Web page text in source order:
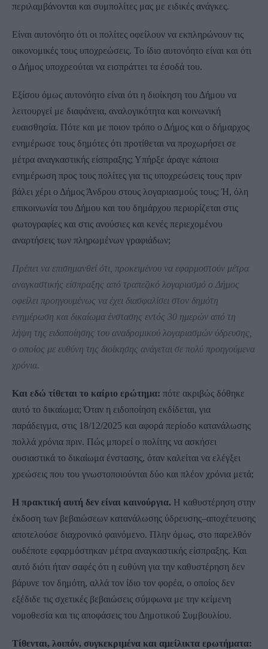
περιλαμβάνονται και συμπολίτες μας με ειδικές ανάγκες.
Είναι αυτονόητο ότι οι πολίτες οφείλουν να εκπληρώνουν τις
οικονομικές τους υποχρεώσεις. Το ίδιο αυτονόητο είναι και ότι
ο Δήμος υποχρεούται να εισπράττει τα έσοδά του.
Εξίσου όμως αυτονόητο είναι ότι η διοίκηση του Δήμου να
λειτουργεί με διαφάνεια, αναλογικότητα και κοινωνική
ευαισθησία. Πότε και με ποιον τρόπο ο Δήμος και ο δήμαρχος
ενημέρωσε τους δημότες ότι προτίθεται να προχωρήσει σε
μέτρα αναγκαστικής είσπραξης; Υπήρξε άραγε κάποια
ενημέρωση προς τους πολίτες για τις υποχρεώσεις τους πριν
βάλει χέρι ο Δήμος Άνδρου στους λογαριασμούς τους; Ή, όλη
επικοινωνία του Δήμου και του δημάρχου περιορίζεται στις
φωτογραφίες και στις ανούσιες και κενές περιεχομένου
αναρτήσεις των πληρωμένων γραφιάδων;
Πρέπει να επισημανθεί ότι, προκειμένου να εφαρμοστούν μέτρα
αναγκαστικής είσπραξης από τραπεζικό λογαριασμό ο Δήμος
οφείλει προηγουμένως να έχει διασφαλίσει στον δημότη
ενημέρωση και δικαίωμα ένστασης εντός 30 ημερών από τη
λήψη της ειδοποίησης του αναδρομικού λογαριασμών ύδρευσης,
ο οποίος με ευθύνη της διοίκησης ανάγεται σε πολύ προηγούμενα
χρόνια.
Και εδώ τίθεται το καίριο ερώτημα: πότε ακριβώς δόθηκε
αυτό το δικαίωμα; Όταν η ειδοποίηση εκδίδεται, για
παράδειγμα, στις 18/12/2025 και αφορά περίοδο κατανάλωσης
πολλά χρόνια πριν. Πώς μπορεί ο πολίτης να ασκήσει
ουσιαστικά το δικαίωμα ένστασης, όταν καλείται να ελέγξει
χρεώσεις που του γνωστοποιούνται δύο και πλέον χρόνια μετά;
Η πρακτική αυτή δεν είναι καινούργια. Η καθυστέρηση στην
έκδοση των βεβαιώσεων κατανάλωσης ύδρευσης–αποχέτευσης
αποτελούσε διαχρονικό φαινόμενο. Πλην όμως, στο παρελθόν
ουδέποτε εφαρμόστηκαν μέτρα αναγκαστικής είσπραξης. Και
αυτό διότι ήταν σαφές ότι η ευθύνη για την καθυστέρηση δεν
βάρυνε τον δημότη, αλλά τον ίδιο τον φορέα, ο οποίος δεν
εξέδιδε τις σχετικές βεβαιώσεις σύμφωνα με την κείμενη
νομοθεσία και τις αποφάσεις του Δημοτικού Συμβουλίου.
Τίθενται, λοιπόν, συγκεκριμένα και αμείλικτα ερωτήματα: